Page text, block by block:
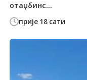
прије 18 сати
отаџбинс...